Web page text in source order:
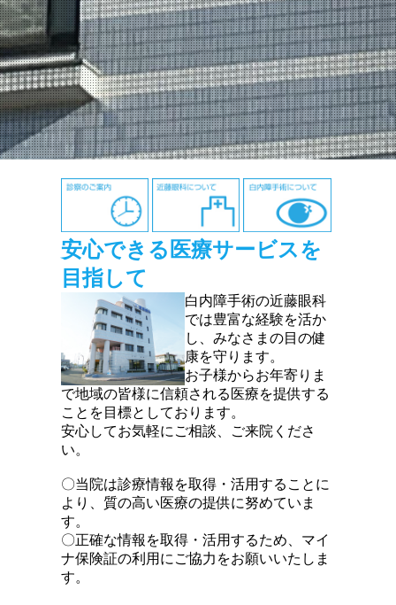
安心できる医療サービスを
目指して
白内障手術の近藤眼科
では豊富な経験を活か
し、みなさまの目の健
康を守ります。
お子様からお年寄りま
で地域の皆様に信頼される医療を提供する
ことを目標としております。
安心してお気軽にご相談、ご来院くださ
い。
〇当院は診療情報を取得・活用することに
より、質の高い医療の提供に努めていま
す。
〇正確な情報を取得・活用するため、マイ
ナ保険証の利用にご協力をお願いいたしま
す。